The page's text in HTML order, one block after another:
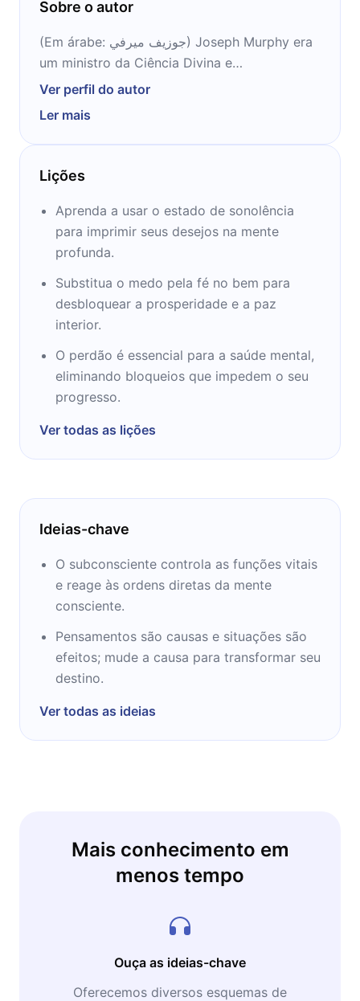
Sobre o autor
(Em árabe: جوزيف ميرفي) Joseph Murphy era
um ministro da Ciência Divina e
author.Murphy nasceu na Irlanda, filho de
como católica. Ele estudou para o sacerdócio
e se juntou aos jesuítas. Em seus vinte anos,
uma experiência com oração de cura levou-o
a deixar os jesuítas e se mudar para os
Estados Unidos, onde se tornou um
farmacêutico em Nova York (ter uma
licenciatura em química por esse tempo).
da Igreja da Ciência Divina), onde Emmet Fox
tornou-se ministro no 1931.In meados dos
anos 1940, ele se mudou para Los Angeles,
onde conheceu o fundador Ciência Religiosa
Ernest Holmes, e foi ordenado em Ciências
religiosas por Holmes em 1946, depois
Uma reunião com o presidente Divine Science
Association Erwin Gregg levou a ser
tornou o ministro do Divino Igreja Ciência Los
Angeles em 1949, que ele construiu em uma
pensamento no país. Na próxima década,
Murphy casou, ganhou um PhD em psicologia
da University of Southern California e
esposa morreu em 1976, ele casou com um
colega Divino ministro da Ciência, que foi seu
Ver perfil do autor
Ler mais
Lições
Aprenda a usar o estado de sonolência
para imprimir seus desejos na mente
profunda.
Substitua o medo pela fé no bem para
desbloquear a prosperidade e a paz
interior.
O perdão é essencial para a saúde mental,
eliminando bloqueios que impedem o seu
progresso.
Ver todas as lições
Ideias-chave
O subconsciente controla as funções vitais
e reage às ordens diretas da mente
consciente.
Pensamentos são causas e situações são
efeitos; mude a causa para transformar seu
destino.
Ver todas as ideias
Mais conhecimento em
menos tempo
Ouça as ideias-chave
Oferecemos diversos esquemas de